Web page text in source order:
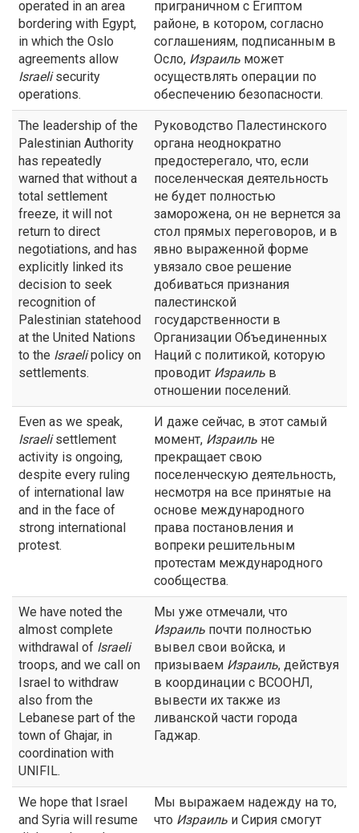
operated in an area
bordering with Egypt,
in which the Oslo
agreements allow
Israelisecurity
operations.
приграничном с Египтом
районе, в котором, согласно
соглашениям, подписанным в
Осло, Израиль может
осуществлять операции по
обеспечению безопасности.
The leadership of the
Palestinian Authority
has repeatedly
warned that without a
total settlement
freeze, it will not
return to direct
negotiations, and has
explicitly linked its
decision to seek
recognition of
Palestinian statehood
at the United Nations
to the Israelipolicy on
settlements.
Руководство Палестинского
органа неоднократно
предостерегало, что, если
поселенческая деятельность
не будет полностью
заморожена, он не вернется за
стол прямых переговоров, и в
явно выраженной форме
увязало свое решение
добиваться признания
палестинской
государственности в
Организации Объединенных
Наций с политикой, которую
проводит Израиль в
отношении поселений.
Even as we speak,
Israelisettlement
activity is ongoing,
despite every ruling
of international law
and in the face of
strong international
protest.
И даже сейчас, в этот самый
момент, Израиль не
прекращает свою
поселенческую деятельность,
несмотря на все принятые на
основе международного
права постановления и
вопреки решительным
протестам международного
сообщества.
We have noted the
almost complete
withdrawal of Israeli
troops, and we call on
Israel to withdraw
also from the
Lebanese part of the
town of Ghajar, in
coordination with
UNIFIL.
Мы уже отмечали, что
Израиль почти полностью
вывел свои войска, и
призываем Израиль, действуя
в координации с ВСООНЛ,
вывести их также из
ливанской части города
Гаджар.
We hope that Israel
and Syria will resume
Мы выражаем надежду на то,
что Израиль и Сирия смогут